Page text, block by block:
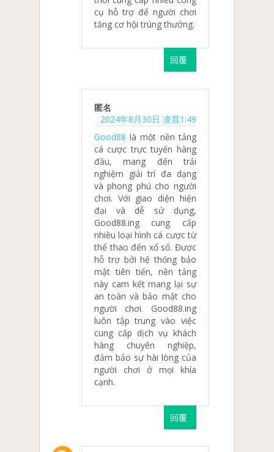
cụ hỗ trợ để người chơi
tăng cơ hội trúng thưởng.
回覆
匿名
2024年8月30日 凌晨1:49
Good88 là một nền tảng
cá cược trực tuyến hàng
đầu, mang đến trải
nghiệm giải trí đa dạng
và phong phú cho người
chơi. Với giao diện hiện
đại và dễ sử dụng,
Good88.ing cung cấp
nhiều loại hình cá cược từ
thể thao đến xổ số. Được
hỗ trợ bởi hệ thống bảo
mật tiên tiến, nền tảng
này cam kết mang lại sự
an toàn và bảo mật cho
người chơi. Good88.ing
luôn tập trung vào việc
cung cấp dịch vụ khách
hàng chuyên nghiệp,
đảm bảo sự hài lòng của
người chơi ở mọi khía
cạnh.
回覆